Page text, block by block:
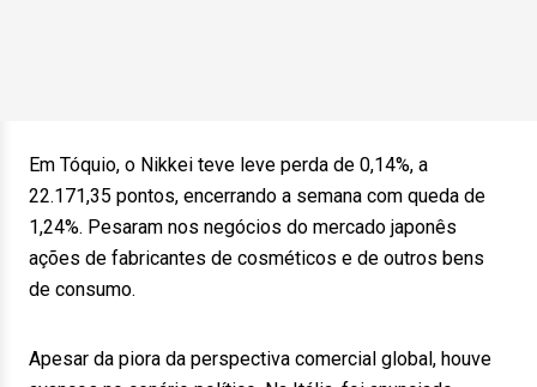
Em Tóquio, o Nikkei teve leve perda de 0,14%, a
22.171,35 pontos, encerrando a semana com queda de
1,24%. Pesaram nos negócios do mercado japonês
ações de fabricantes de cosméticos e de outros bens
de consumo.
Apesar da piora da perspectiva comercial global, houve